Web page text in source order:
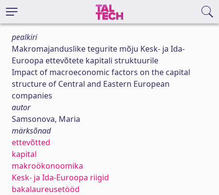
pealkiri
Makromajanduslike tegurite mõju Kesk- ja Ida-
Euroopa ettevõtete kapitali struktuurile
Impact of macroeconomic factors on the capital
structure of Central and Eastern European
companies
autor
Samsonova, Maria
märksõnad
ettevõtted
kapital
makroökonoomika
Kesk- ja Ida-Euroopa riigid
bakalaureusetööd